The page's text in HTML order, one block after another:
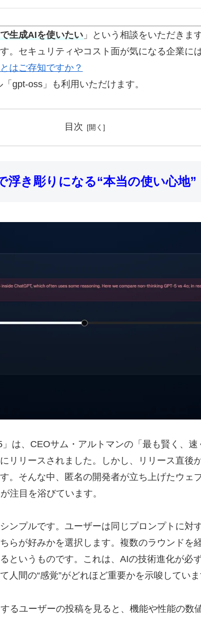
生成AIを使いたい」という相談をいただきます
。セキュリティやコスト面が気になる企業には
はご存知ですか？
gpt-oss」も利用いただけます。
目次
浮き彫りになる“本当の使い心地”
は、CEOサム・アルトマンの「最も賢く、速
リリースされました。しかし、リリース直後
。そんな中、匿名の開発者が立ち上げたウェ
注目を浴びています。
ンプルです。ユーザーは同じプロンプトに対
らが好みかを選択します。複数のラウンドを
というものです。これは、AIの技術進化が必
人間の“感覚”がどれほど重要かを示唆していま
るユーザーの投稿を見ると、機能や性能の数